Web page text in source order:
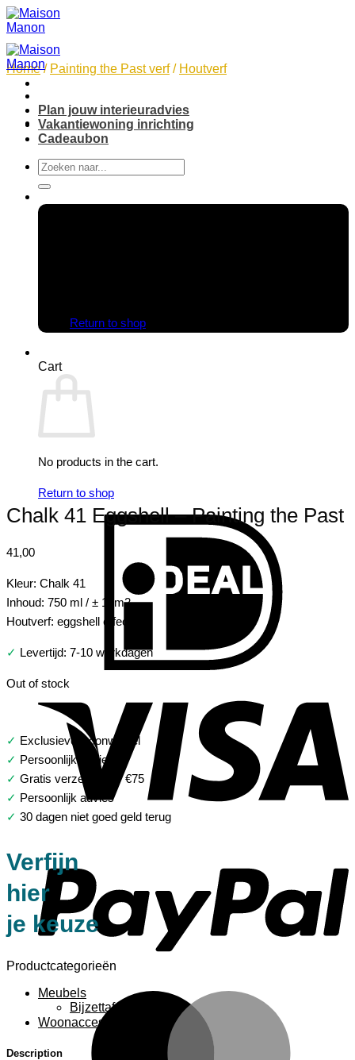
Skip
to
content
Plan jouw interieuradvies
Vakantiewoning inrichting
Cadeaubon
Search
for:
Return to shop
Cart
No products in the cart.
Return to shop
Home / Painting the Past verf / Houtverf
Chalk 41 Eggshell – Painting the Past
41,00
Kleur: Chalk 41
Inhoud: 750 ml / ± 10m2
Houtverf: eggshell effect
✓ Levertijd: 7-10 werkdagen
Out of stock
✓ Exclusieve woonwinkel
✓ Persoonlijk advies
✓ Gratis verzending > €75
✓ Persoonlijk advies
✓ 30 dagen niet goed geld terug
Verfijn
hier
je keuze
Productcategorieën
Meubels
Bijzettafels
Woonaccessoires
Description